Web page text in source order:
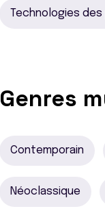
Technologies
Genres
Contemporain
Néoclassique